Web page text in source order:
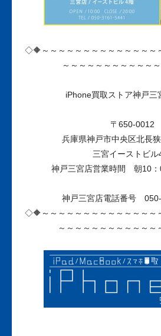
◇🔶～～～～～～～～～～～～～～
～～～～～～～～～～～
iPhone買取ストア神戸三
〒650-0012
兵庫県神戸市中央区北長
三宮イーストビル
神戸三宮店営業時間 朝10：
神戸三宮店電話番号
◇🔶～～～～～～～～～～～～～～
～～～～～～～～～～～